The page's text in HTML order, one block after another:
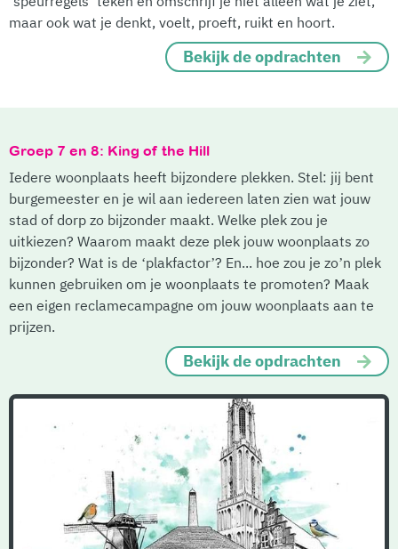
maar ook wat je denkt, voelt, proeft, ruikt en hoort.
Bekijk de opdrachten
Groep 7 en 8: King of the Hill
Iedere woonplaats heeft bijzondere plekken. Stel: jij bent
burgemeester en je wil aan iedereen laten zien wat jouw
stad of dorp zo bijzonder maakt. Welke plek zou je
uitkiezen? Waarom maakt deze plek jouw woonplaats zo
bijzonder? Wat is de ‘plakfactor’? En... hoe zou je zo’n plek
kunnen gebruiken om je woonplaats te promoten? Maak
een eigen reclamecampagne om jouw woonplaats aan te
prijzen.
Bekijk de opdrachten